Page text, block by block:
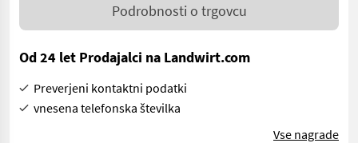
Podrobnosti o trgovcu
Od 24 let Prodajalci na Landwirt.com
Preverjeni kontaktni podatki
vnesena telefonska številka
Vse nagrade